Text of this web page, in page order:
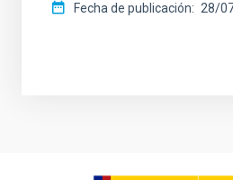
Fecha de publicación 28/